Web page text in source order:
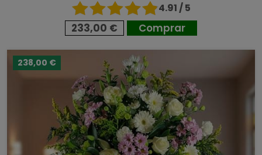
4.91 / 5
233,00 € Comprar
238,00 €